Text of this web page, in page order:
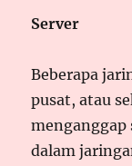
Server
Beberapa
pusat, atau
menganggap
dalam